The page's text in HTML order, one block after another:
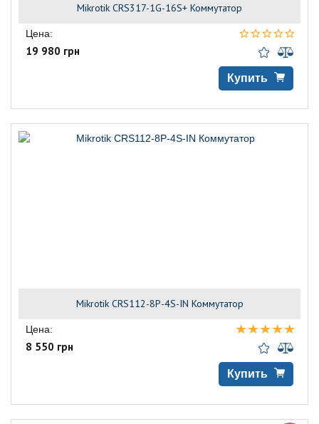
Mikrotik CRS317-1G-16S+ Коммутатор
Цена:
19 980 грн
Купить
Mikrotik CRS112-8P-4S-IN Коммутатор
Цена:
8 550 грн
Купить